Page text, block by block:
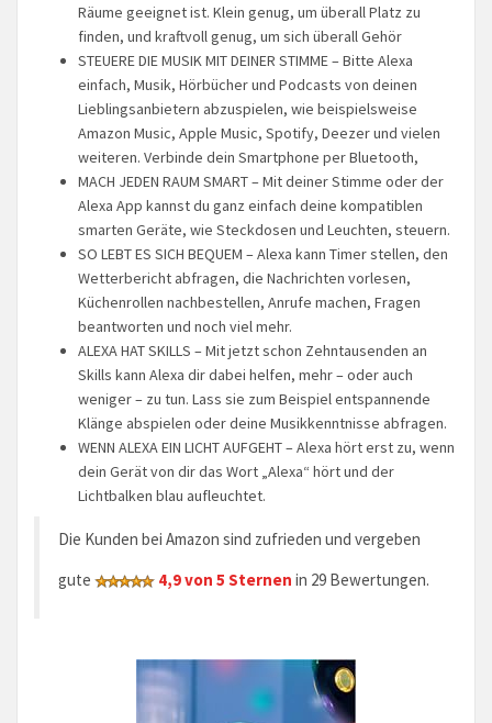
Räume geeignet ist. Klein genug, um überall Platz zu
finden, und kraftvoll genug, um sich überall Gehör
STEUERE DIE MUSIK MIT DEINER STIMME – Bitte Alexa
einfach, Musik, Hörbücher und Podcasts von deinen
Lieblingsanbietern abzuspielen, wie beispielsweise
Amazon Music, Apple Music, Spotify, Deezer und vielen
weiteren. Verbinde dein Smartphone per Bluetooth,
MACH JEDEN RAUM SMART – Mit deiner Stimme oder der
Alexa App kannst du ganz einfach deine kompatiblen
smarten Geräte, wie Steckdosen und Leuchten, steuern.
SO LEBT ES SICH BEQUEM – Alexa kann Timer stellen, den
Wetterbericht abfragen, die Nachrichten vorlesen,
Küchenrollen nachbestellen, Anrufe machen, Fragen
beantworten und noch viel mehr.
ALEXA HAT SKILLS – Mit jetzt schon Zehntausenden an
Skills kann Alexa dir dabei helfen, mehr – oder auch
weniger – zu tun. Lass sie zum Beispiel entspannende
Klänge abspielen oder deine Musikkenntnisse abfragen.
WENN ALEXA EIN LICHT AUFGEHT – Alexa hört erst zu, wenn
dein Gerät von dir das Wort „Alexa“ hört und der
Lichtbalken blau aufleuchtet.
Die Kunden bei Amazon sind zufrieden und vergeben
gute
4,9 von 5 Sternen in 29 Bewertungen.